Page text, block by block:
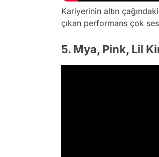
Kariyerinin altın çağındaki
çıkan performans çok
5. Mya, Pink, Lil